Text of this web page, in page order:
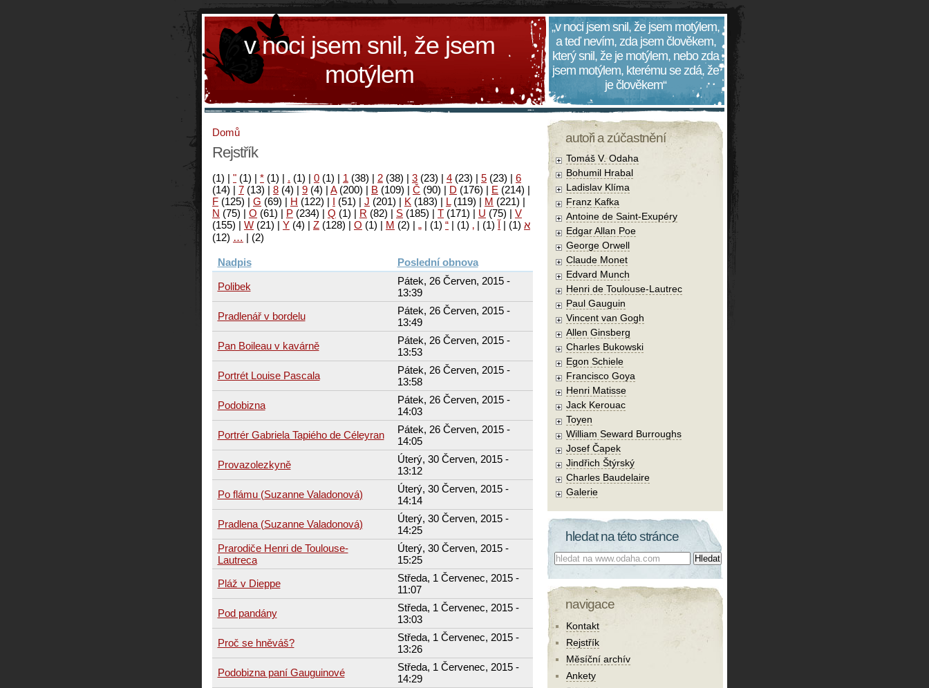
v noci jsem snil, že jsem
motýlem
„v noci jsem snil, že jsem motýlem,
a teď nevím, zda jsem člověkem,
který snil, že je motýlem, nebo zda
jsem motýlem, kterému se zdá, že
je člověkem“
Domů
Rejstřík
(1) | " (1) | * (1) | . (1) | 0 (1) | 1 (38) | 2 (38) | 3 (23) | 4 (23) | 5 (23) | 6
(14) | 7 (13) | 8 (4) | 9 (4) | A(200) | B (109) | Č (90) | D (176) | E (214) |
F (125) | G (69) | H (122) | I (51) | J (201) | K (183) | L(119) | M (221) |
N (75) | O (61) | P (234) | Q (1) | R (82) | S (185) | T (171) | U (75) | V
(155) | W (21) | Y (4) | Z (128) | Ο (1) | М (2) | א (1)
| آ (1)
|
‚
(1)
|
“
(1)
|
„
(2)
|
…
(12)
Nadpis Poslední obnova
Polibek
Pátek, 26 Červen, 2015 -
13:39
Pradlenář v bordelu
Pátek, 26 Červen, 2015 -
13:49
Pan Boileau v kavárně
Pátek, 26 Červen, 2015 -
13:53
Portrét Louise Pascala
Pátek, 26 Červen, 2015 -
13:58
Podobizna
Pátek, 26 Červen, 2015 -
14:03
Portrér Gabriela Tapiého de Céleyran
Pátek, 26 Červen, 2015 -
14:05
Provazolezkyně
Úterý, 30 Červen, 2015 -
13:12
Po flámu (Suzanne Valadonová)
Úterý, 30 Červen, 2015 -
14:14
Pradlena (Suzanne Valadonová)
Úterý, 30 Červen, 2015 -
14:25
Prarodiče Henri de Toulouse-
Lautreca
Úterý, 30 Červen, 2015 -
15:25
Pláž v Dieppe
Středa, 1 Červenec, 2015 -
11:07
Pod pandány
Středa, 1 Červenec, 2015 -
13:03
Proč se hněváš?
Středa, 1 Červenec, 2015 -
13:26
Podobizna paní Gauguinové
Středa, 1 Červenec, 2015 -
14:29
autoři a zúčastnění
Tomáš V. Odaha
Bohumil Hrabal
Ladislav Klíma
Franz Kafka
Antoine de Saint-Exupéry
Edgar Allan Poe
George Orwell
Claude Monet
Edvard Munch
Henri de Toulouse-Lautrec
Paul Gauguin
Vincent van Gogh
Allen Ginsberg
Charles Bukowski
Egon Schiele
Francisco Goya
Henri Matisse
Jack Kerouac
Toyen
William Seward Burroughs
Josef Čapek
Jindřich Štýrský
Charles Baudelaire
Galerie
hledat na této stránce
Co hledat:
navigace
Kontakt
Rejstřík
Měsíční archív
Ankety